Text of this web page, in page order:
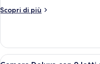
singoli,
(10th-
24th)
Scopri di più
Altri
Standard
con
Apri